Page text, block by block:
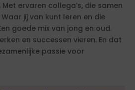
ervaren collega’s, die samen
jij van kunt leren en die
goede mix van jong en oud.
en successen vieren. En dat
passie voor